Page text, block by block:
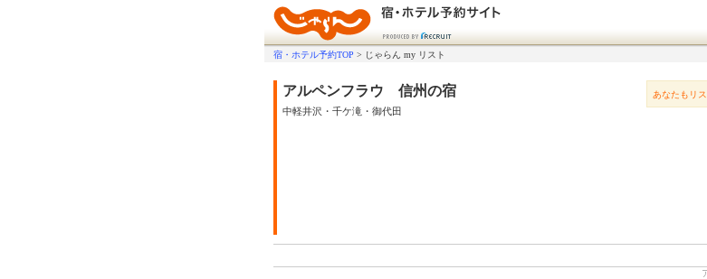
宿・ホテル予約TOP > じゃらん my リスト
アルペンフラウ 信州の宿
中軽井沢・千ケ滝・御代田
あなたもリ